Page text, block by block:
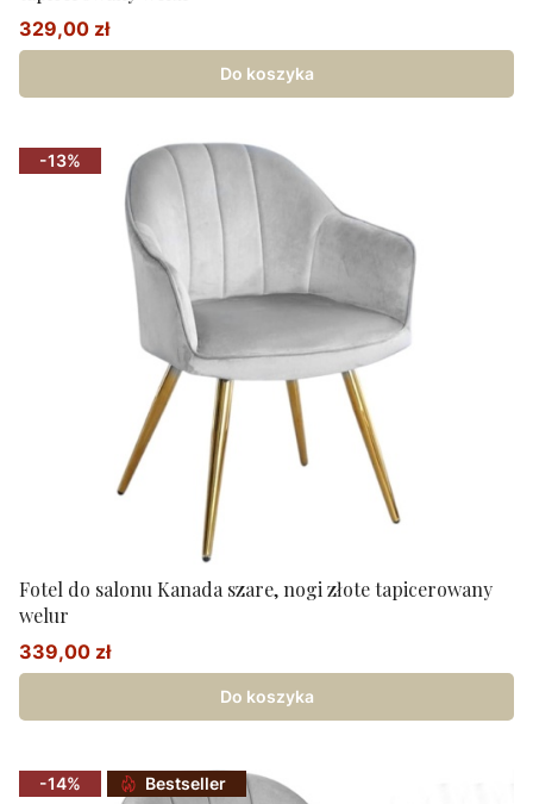
Cena promocyjna
329,00 zł
Do koszyka
-13%
Fotel do salonu Kanada szare, nogi złote tapicerowany
welur
Cena promocyjna
339,00 zł
Do koszyka
-14% Bestseller